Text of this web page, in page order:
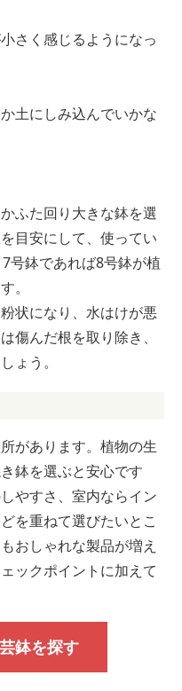
さく感じるようになっ
土にしみ込んでいかな
ふた回り大きな鉢を選
目安にして、使ってい
号鉢であれば8号鉢が植
。
状になり、水はけが悪
傷んだ根を取り除き、
ょう。
があります。植物の生
鉢を選ぶと安心です
やすさ、室内ならイン
を重ねて選びたいとこ
おしゃれな製品が増え
ックポイントに加えて
鉢を探す